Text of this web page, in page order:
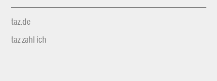
taz.de
taz zahl ich